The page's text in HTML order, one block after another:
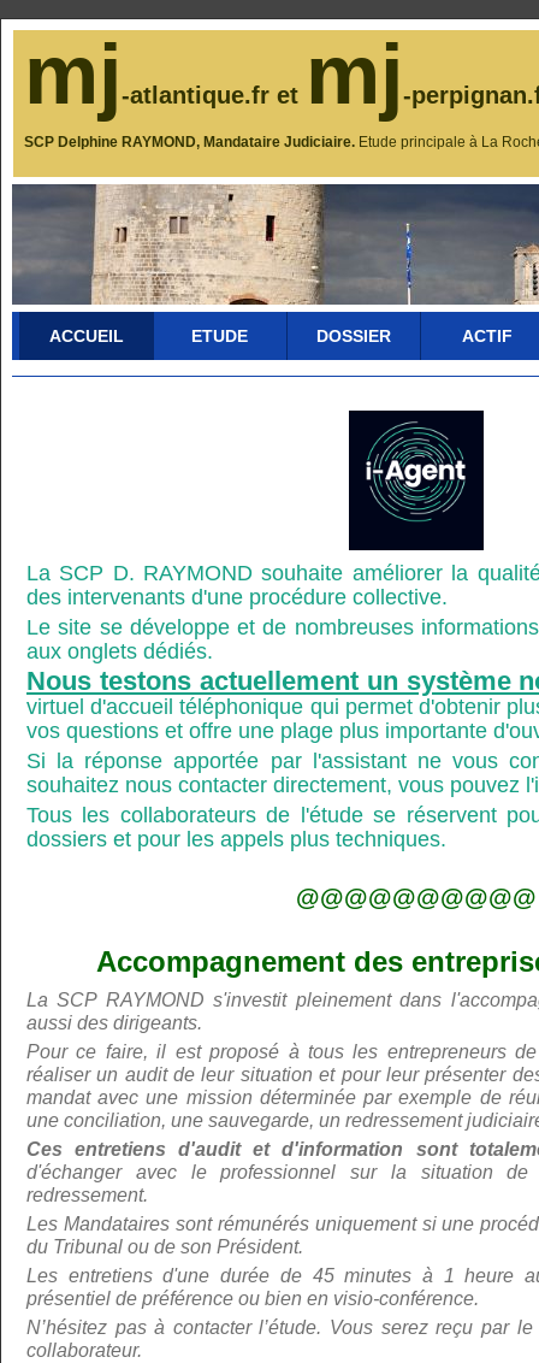
mj-atlantique.fr et mj-
SCP Delphine RAYMOND, Mandataire Judiciaire. Etude principale à La
ACCUEIL ETUDE DOSSIER ACTIF
La SCP D. RAYMOND souhaite améliorer la
des intervenants d'une procédure collective.
Le site se développe et de nombreuses
aux onglets dédiés.
Nous testons actuellement un système
virtuel d'accueil téléphonique qui permet d'obtenir
vos questions et offre une plage plus importante
Si la réponse apportée par l'assistant ne vous
souhaitez nous contacter directement, vous pouvez
Tous les collaborateurs de l'étude se réservent
dossiers et pour les appels plus techniques.
@@@@@@@@@@
Accompagnement des
La SCP RAYMOND s'investit pleinement dans
aussi des dirigeants.
Pour ce faire, il est proposé à tous les entrepreneurs
réaliser un audit de leur situation et pour leur présenter
mandat avec une mission déterminée par exemple de
une conciliation, une sauvegarde, un redressement
Ces entretiens d'audit et d'information sont
d'échanger avec le professionnel sur la situation
redressement.
Les Mandataires sont rémunérés uniquement si une
du Tribunal ou de son Président.
Les entretiens d'une durée de 45 minutes à 1 heure
présentiel de préférence ou bien en visio-conférence.
N’hésitez pas à contacter l’étude. Vous serez reçu par
collaborateur.